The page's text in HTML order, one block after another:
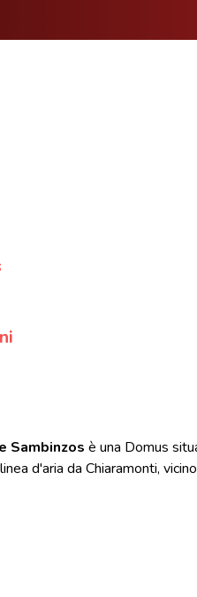
Sambinzos è una Domus
d'aria da Chiaramonti,